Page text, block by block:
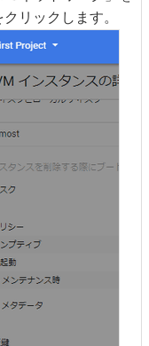
ネットワーク」を
リックします。